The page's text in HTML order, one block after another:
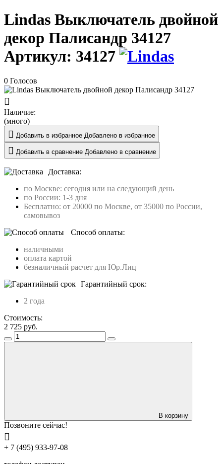
Lindas Выключатель двойной
декор Палисандр 34127
Артикул: 34127
0 Голосов
Наличие:
(много)
Добавить в избранное Добавлено в избранное
Добавить в сравнение Добавлено в сравнение
Доставка:
по Москве: сегодня или на следующий день
по России: 1-3 дня
Бесплатно: от 20000 по Москве, от 35000 по России,
самовывоз
Способ оплаты:
наличными
оплата картой
безналичный расчет для Юр.Лиц
Гарантийный срок:
2 года
Стоимость:
2 725 руб.
В корзину
Позвоните сейчас!
+ 7 (495) 933-97-08